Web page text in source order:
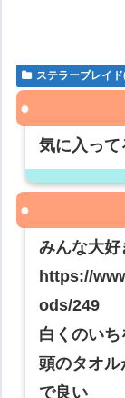
ステラーブレイ
気に入っ
みんな大
https://
ods/249
白くのいち
頭のタオ
で良い